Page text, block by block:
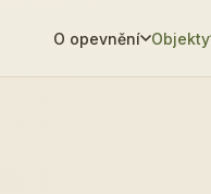
O opevnění Objekty